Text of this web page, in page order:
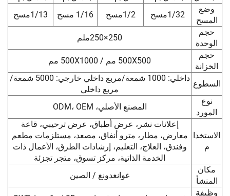
1/32مسح
1/2مسح 1/16 مسح 1/13مسح
داخلي: 1000 شمعة/مربع داخلي خارجي: 5000 شمعة/
المصنع الأصلي، ODM، OEM
إعلانات نشر، عرض أطباق، عرض ترحيبي، قاعة
مطار، مترو أنفاق، مصعد، مستلزمات مطعم
العلاج، التعليم، إرشادات الطرق، الأعمال ذات
الخدمة الذاتية، مركز تسوق، متجر تجزئة
غوانغدونغ / الصين